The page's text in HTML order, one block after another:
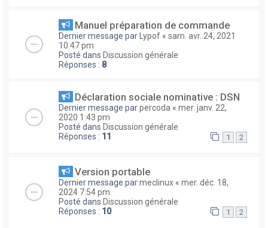
Manuel préparation de commande
Dernier message par Lypof « sam. avr. 24, 2021
10:47 pm
Posté dans Discussion générale
Réponses : 8
Déclaration sociale nominative : DSN
Dernier message parpercoda « mer. janv. 22,
2020 1:43 pm
Posté dans Discussion générale
Réponses : 11 1 2
Version portable
Dernier message parmeclinux « mer. déc. 18,
2024 7:54 pm
Posté dans Discussion générale
Réponses : 10 1 2